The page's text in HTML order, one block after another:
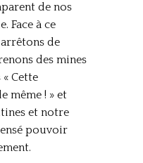
de nos
Face à ce
de
des mines
Cette
même ! » et
et notre
pouvoir